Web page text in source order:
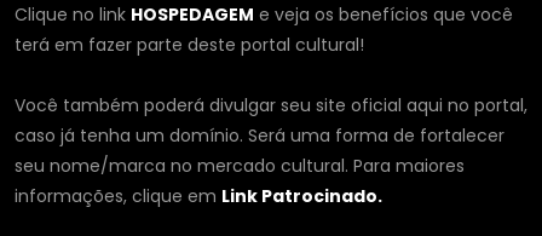
Clique no link HOSPEDAGEM e veja os benefícios que você
terá em fazer parte deste portal cultural!
Você também poderá divulgar seu site oficial aqui no portal,
caso já tenha um domínio. Será uma forma de fortalecer
seu nome/marca no mercado cultural. Para maiores
informações, clique em Link Patrocinado.